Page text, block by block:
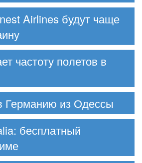
Airlines будут чаще
частоту полетов в
из Одессы
бесплатный